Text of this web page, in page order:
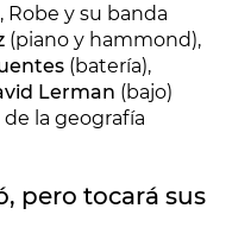
Robe y su banda
(piano y hammond),
(batería),
Lerman (bajo)
la geografía
pero tocará sus